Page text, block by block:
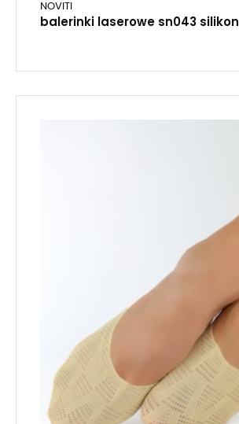
NOVITI
balerinki laserowe sn043 silikon